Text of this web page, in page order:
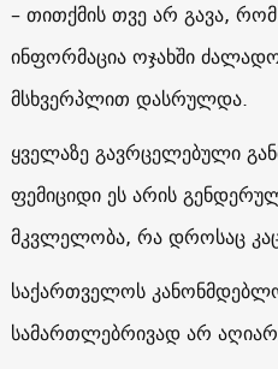
– თითქმის თვე არ გავა,
ინფორმაცია ოჯახში
მსხვერპლით დასრულდა.
ყველაზე გავრცელებული
ფემიციდი ეს არის
მკვლელობა, რა დროსაც
საქართველოს
სამართლებრივად არ